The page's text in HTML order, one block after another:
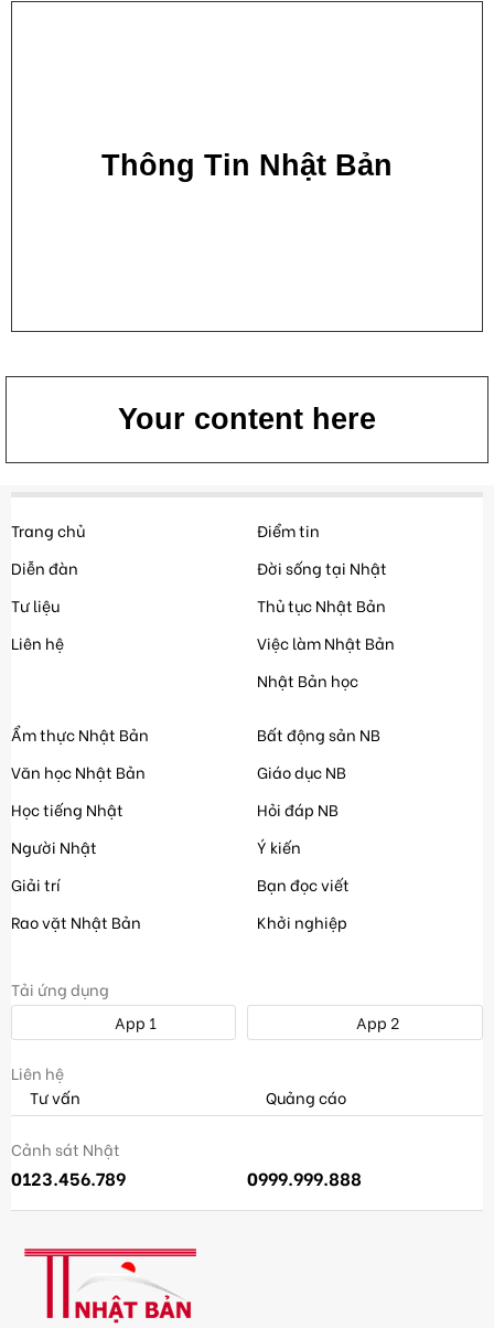
Thông Tin Nhật Bản
Your content here
Trang chủ
Diễn đàn
Tư liệu
Liên hệ
Điểm tin
Đời sống tại Nhật
Thủ tục Nhật Bản
Việc làm Nhật Bản
Nhật Bản học
Ẩm thực Nhật Bản
Văn học Nhật Bản
Học tiếng Nhật
Người Nhật
Giải trí
Rao vặt Nhật Bản
Bất động sản NB
Giáo dục NB
Hỏi đáp NB
Ý kiến
Bạn đọc viết
Khởi nghiệp
Tải ứng dụng
App 1
App 2
Liên hệ
Tư vấn
Quảng cáo
Cảnh sát Nhật
0123.456.789 0999.999.888